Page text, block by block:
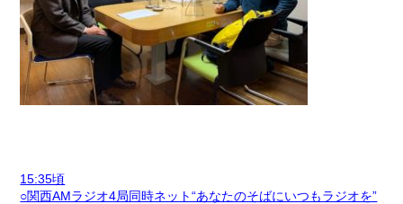
15:35頃
○関西AMラジオ4局同時ネット“あなたのそばにいつもラジオを”